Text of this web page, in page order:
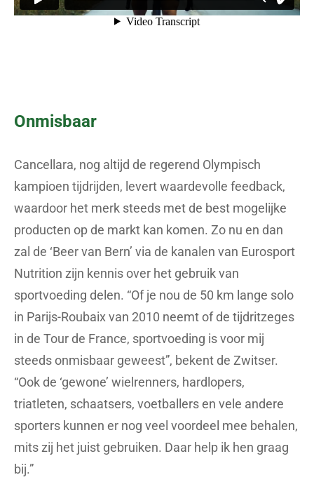
Onmisbaar
Cancellara, nog altijd de regerend Olympisch
kampioen tijdrijden, levert waardevolle feedback,
waardoor het merk steeds met de best mogelijke
producten op de markt kan komen. Zo nu en dan
zal de ‘Beer van Bern’ via de kanalen van Eurosport
Nutrition zijn kennis over het gebruik van
sportvoeding delen. “Of je nou de 50 km lange solo
in Parijs-Roubaix van 2010 neemt of de tijdritzeges
in de Tour de France, sportvoeding is voor mij
steeds onmisbaar geweest”, bekent de Zwitser.
“Ook de ‘gewone’ wielrenners, hardlopers,
triatleten, schaatsers, voetballers en vele andere
sporters kunnen er nog veel voordeel mee behalen,
mits zij het juist gebruiken. Daar help ik hen graag
bij.”